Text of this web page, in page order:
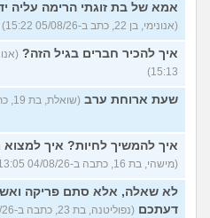
לוקח אותי לדייטים גרועים
האם להמשיך?
(נטע, בת 21)
עוד שאלות
אמא של בת זוגתי הרימה עליה
(אנונימי, בן 22, כתב ב-05/08/26 15:22)
איך להכיר חברים בגיל הזה?
15:13)
שעת ארוחת ערב (שואלת, בת 19, כתבה ב-04/08/26 13:14)
איך להמשיך לחיות? איך
(מישהי, בת 16, כתבה ב-04/08/26 13:05)
לא שאלה, אלא סתם פריקה
דעתכם (נפוליטנה, בת 23, כתבה ב-03/08/26 18:04)